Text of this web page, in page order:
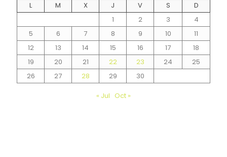
L M X J V S
D
1
2 3
4
5
6 7 8 9 10
11
12
13 14 15 16 17
18
19
20 21 22 23 24
25
26
27 28 29 30
« Jul Oct »